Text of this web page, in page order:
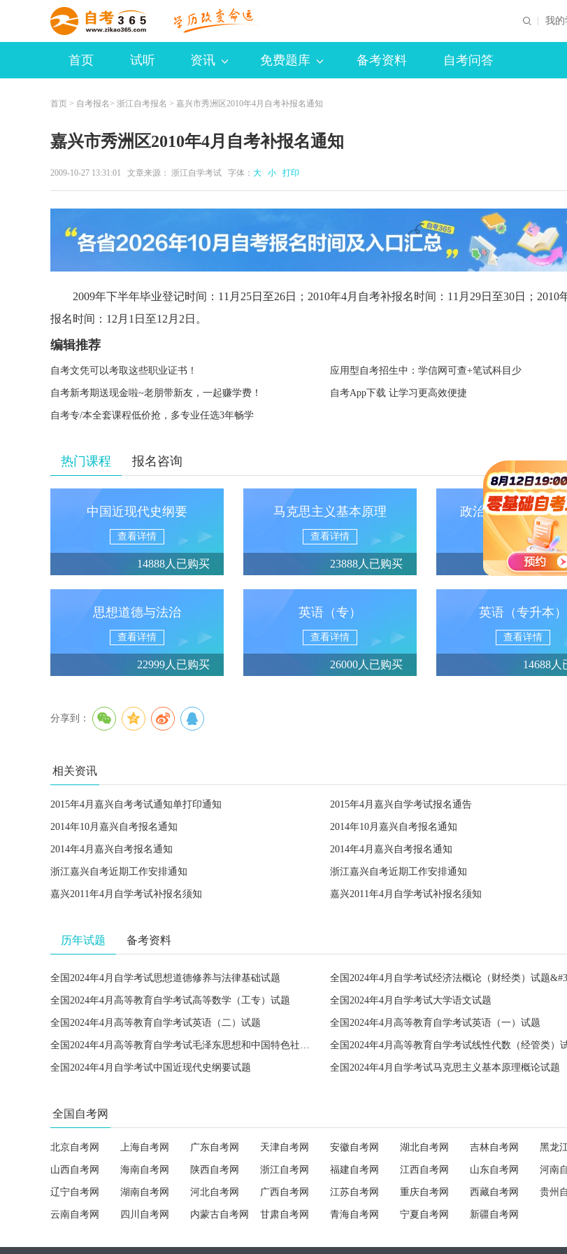
我的
首页 试听 资讯 免费题库 备考资料 自考问答
首页 > 自考报名 > 浙江自考报名 > 嘉兴市秀洲区2010年4月自考补报名通知
嘉兴市秀洲区2010年4月自考补报名通知
2009-10-27 13:31:01 文章来源： 浙江自学考试 字体： 大 小 打印
2009年下半年毕业登记时间：11月25日至26日；2010年4月自考补报名时间：11月29日至30日；2010
报名时间：12月1日至12月2日。
编辑推荐
自考文凭可以考取这些职业证书！ 应用型自考招生中：学信网可查+笔试科目少
自考新考期送现金啦~老朋带新友，一起赚学费！ 自考App下载 让学习更高效便捷
自考专/本全套课程低价抢，多专业任选3年畅学
热门课程 报名咨询
中国近现代史纲要
查看详情
14888人已购买
马克思主义基本原理
查看详情
23888人已购买
政治经济学（财经
查看详情
13950人
思想道德与法治
查看详情
22999人已购买
英语（专）
查看详情
26000人已购买
英语（专升本）
查看详情
14688人
分享到：
相关资讯
2015年4月嘉兴自考考试通知单打印通知 2015年4月嘉兴自学考试报名通告
2014年10月嘉兴自考报名通知 2014年10月嘉兴自考报名通知
2014年4月嘉兴自考报名通知 2014年4月嘉兴自考报名通知
浙江嘉兴自考近期工作安排通知 浙江嘉兴自考近期工作安排通知
嘉兴2011年4月自学考试补报名须知 嘉兴2011年4月自学考试补报名须知
历年试题 备考资料
全国2024年4月自学考试思想道德修养与法律基础试题
全国2024年4月高等教育自学考试高等数学（工专）试题 全国2024年4月自学考试大学语文试题
全国2024年4月高等教育自学考试英语（二）试题 全国2024年4月高等教育自学考试英语（一）试题
全国2024年4月高等教育自学考试毛泽东思想和中国特色社会主义理论体系概论试题 全国2024年4月高等教育自学考试线性代数（经管类）
全国2024年4月自学考试中国近现代史纲要试题 全国2024年4月自学考试马克思主义基本原理概论试题
全国自考网
北京自考网 上海自考网 广东自考网 天津自考网 安徽自考网 湖北自考网 吉林自考网 黑龙
山西自考网 海南自考网 陕西自考网 浙江自考网 福建自考网 江西自考网 山东自考网 河南
辽宁自考网 湖南自考网 河北自考网 广西自考网 江苏自考网 重庆自考网 西藏自考网 贵州
云南自考网 四川自考网 内蒙古自考网 甘肃自考网 青海自考网 宁夏自考网 新疆自考网